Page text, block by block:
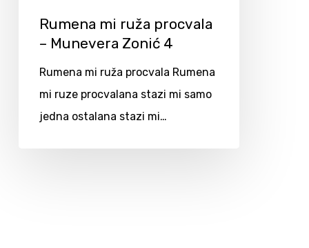
Rumena mi ruža procvala
– Munevera Zonić 4
Rumena mi ruža procvala Rumena
mi ruze procvalana stazi mi samo
jedna ostalana stazi mi…